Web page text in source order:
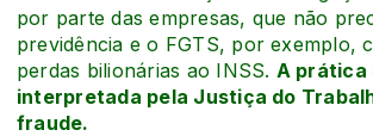
por parte das empresas, que não
previdência e o FGTS, por exemplo,
perdas bilionárias ao INSS. A prática
interpretada pela Justiça do
fraude.